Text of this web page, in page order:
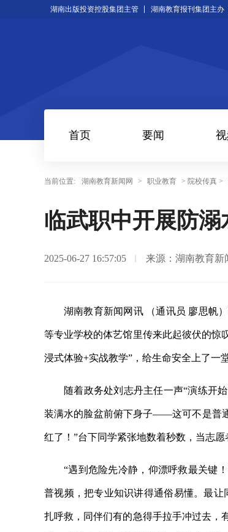
湖南出版投资控股集团主管 湖南教育报刊集团主办
首页 要闻
当前位置: 湖南教育新闻网 > 职业教育 > 院校传真 >
临武职中开展防溺
2025-06-27 16:57:05 来源：湖南教育新
湖南教育新闻网讯 （通讯员 廖思帆
等专业学校的体艺馆里传来此起彼伏的惊
浸式体验+实战教学”，给生命安全上了一堂
随着政务处刘志丹主任一声“演练开
装满水的脸盆前俯下身子——这可不是普
红了！”台下同学紧张地数着秒数，当志
“遇到危险先冷静，仰漂呼救最关键
普视频，把专业知识讲得通俗易懂。最让
扎呼救，同伴们有的急得手拉手冲过去，